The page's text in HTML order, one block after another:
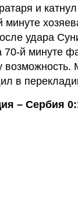
и
минуте
удара
70-й минуте
возможность.
в
– Сербия